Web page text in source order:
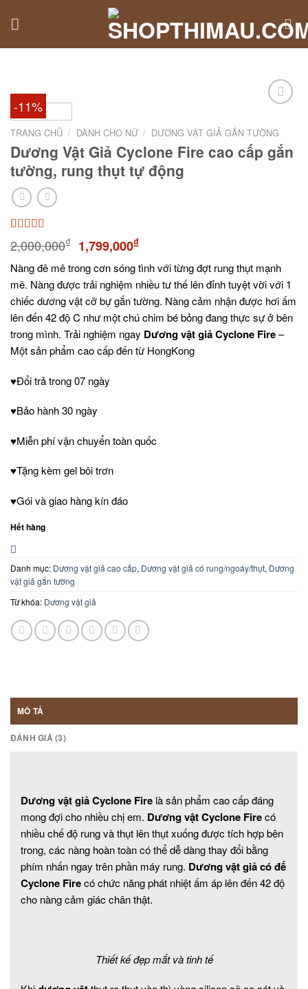
-11%
TRANG CHỦ / DÀNH CHO NỮ / DƯƠNG VẬT GIẢ GẮN TƯỜNG
Dương Vật Giả Cyclone Fire cao cấp gắn
tường, rung thụt tự động
5.00trên 5
dựa trên
3
đánh giá
2,000,000₫ 1,799,000₫
Nàng đê mê trong cơn sóng tình với từng đợt rung thụt mạnh
mẽ. Nàng được trải nghiệm nhiều tư thế lên đỉnh tuyệt vời với 1
chiếc dương vật cỡ bự gắn tường. Nàng cảm nhận được hơi ấm
lên đến 42 độ C như một chú chim bé bỏng đang thực sự ở bên
trong mình. Trải nghiệm ngay Dương vật giả Cyclone Fire–
Một sản phẩm cao cấp đến từ HongKong
♥Đổi trả trong 07 ngày
♥Bảo hành 30 ngày
♥Miễn phí vận chuyển toàn quốc
♥Tặng kèm gel bôi trơn
♥Gói và giao hàng kín đáo
Hết hàng
Danh mục: Dương vật giả cao cấp, Dương vật giả có rung/ngoáy/thụt, Dương
vật giả gắn tường
Từ khóa: Dương vật giả
MÔ TẢ
ĐÁNH GIÁ (3)
Dương vật giả Cyclone Fire là sản phẩm cao cấp đáng
mong đợi cho nhiều chị em. Dương vật Cyclone Firecó
nhiều chế độ rung và thụt lên thụt xuống được tích hợp bên
trong, các nàng hoàn toàn có thể dễ dàng thay đổi bằng
phím nhấn ngay trên phần máy rung. Dương vật giả có đế
Cyclone Firecó chức năng phát nhiệt ấm áp lên đến 42 độ
cho nàng cảm giác chân thật.
Thiết kế đẹp mắt và tinh tế